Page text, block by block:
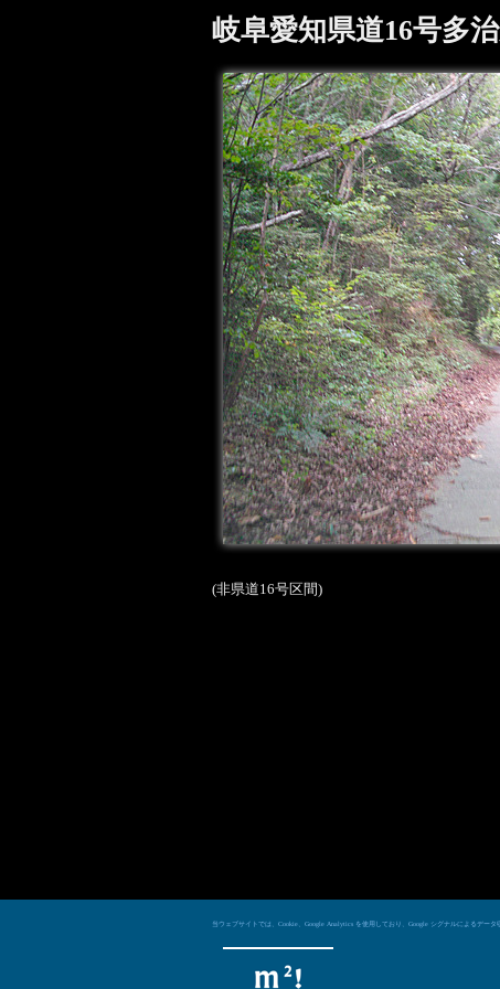
岐阜愛知県道16号多
(非県道16号区間)
当ウェブサイトでは、Cookie、Google Analytics を使用しており、Google シグナルによるデー